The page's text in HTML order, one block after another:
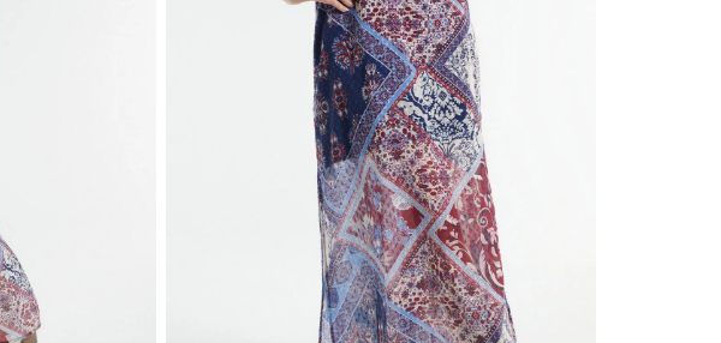
Otros:
En